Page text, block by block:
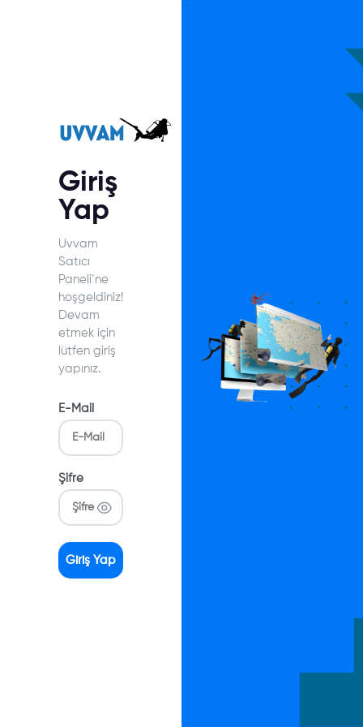
Giriş
Yap
Uvvam
Satıcı
Paneli’ne
hoşgeldiniz!
Devam
etmek için
lütfen giriş
yapınız.
E-Mail
Şifre
Giriş Yap